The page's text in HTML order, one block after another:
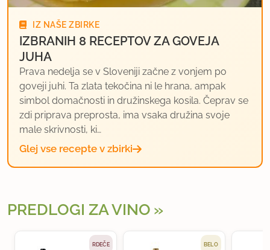
IZ NAŠE ZBIRKE
IZBRANIH 8 RECEPTOV ZA GOVEJA
JUHA
Prava nedelja se v Sloveniji začne z vonjem po
goveji juhi. Ta zlata tekočina ni le hrana, ampak
simbol domačnosti in družinskega kosila. Čeprav se
zdi priprava preprosta, ima vsaka družina svoje
male skrivnosti, ki…
Glej vse recepte v zbirki
PREDLOGI ZA VINO
RDEČE BELO